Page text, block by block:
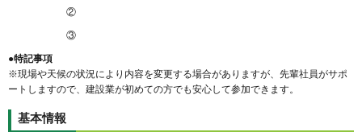
②
③
●特記事項
※現場や天候の状況により内容を変更する場合がありますが、先輩社員がサポ
ートしますので、建設業が初めての方でも安心して参加できます。
基本情報